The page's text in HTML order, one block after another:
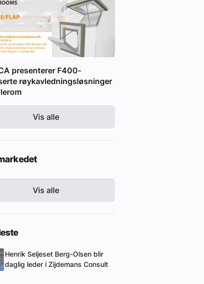
presenterer F400-
røykavledningsløsninger
Vis alle
Vis alle
Henrik Seljeset Berg-Olsen blir
daglig leder i Zijdemans Consult